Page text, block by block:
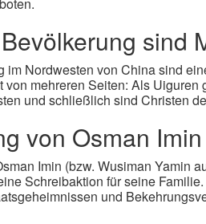
sind
Nordwesten von China sind
mehreren Seiten: Als
und schließlich sind Christen
von Osman
Imin (bzw. Wusiman Yamin
Schreibaktion für seine
und